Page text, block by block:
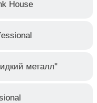
House
металл"